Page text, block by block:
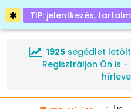
TIP: jelentkezés,
1925segédlet
Regisztráljon Ön is -